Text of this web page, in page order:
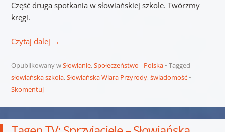
Część druga spotkania w słowiańskiej szkole. Twórzmy
kręgi.
Czytaj dalej →
Opublikowany wSłowianie,Społeczeństwo - Polska
Tagged
słowiańska szkoła,Słowiańska Wiara Przyrody,świadomość
Skomentuj